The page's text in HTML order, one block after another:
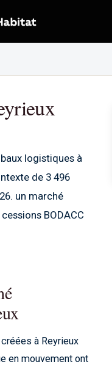
logistiques à
de 3 496
un marché
BODACC
à Reyrieux
en mouvement ont